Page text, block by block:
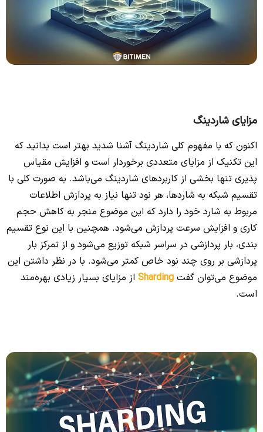
مزایای شاردینگ
اکنون که با مفهوم کلی شاردینگ آشنا شدید بهتر است بدانید که
این تکنیک از مزایای متعددی برخوردار است و افزایش مقیاس
پذیری تنها بخشی از کاربردهای شاردینگ می‌باشد. به صورت کلی با
تقسیم شبکه به شاردها، هر نود تنها نیاز به پردازش اطلاعات
مربوط به شارد خود را دارد که این موضوع منجر به کاهش حجم
کاری و افزایش سرعت پردازش می‌شود. همچنین با این نوع تقسیم
بندی، بار پردازشی در سراسر شبکه توزیع می‌شود و از تمرکز بار
پردازشی بر روی چند نود خاص کمتر می‌شود. با در نظر داشتن این
موضوع می‌توان گفت Sharding از مزایای بسیار زیادی بهره‌مند
است.